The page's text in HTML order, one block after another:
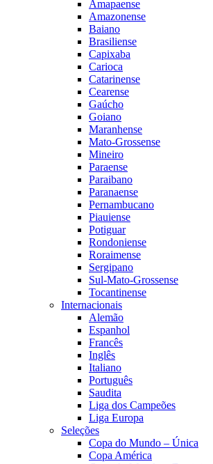
Amapaense
Amazonense
Baiano
Brasiliense
Capixaba
Carioca
Catarinense
Cearense
Gaúcho
Goiano
Maranhense
Mato-Grossense
Mineiro
Paraense
Paraibano
Paranaense
Pernambucano
Piauiense
Potiguar
Rondoniense
Roraimense
Sergipano
Sul-Mato-Grossense
Tocantinense
Internacionais
Alemão
Espanhol
Francês
Inglês
Italiano
Português
Saudita
Liga dos Campeões
Liga Europa
Seleções
Copa do Mundo – Única
Copa América